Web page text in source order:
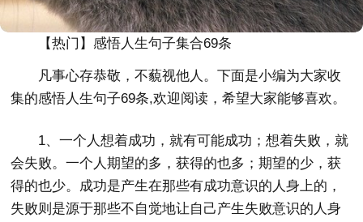
【热门】感悟人生句子集合69条
凡事心存恭敬，不藐视他人。下面是小编为大家收
集的感悟人生句子69条,欢迎阅读，希望大家能够喜欢。
1、一个人想着成功，就有可能成功；想着失败，就
会失败。一个人期望的多，获得的也多；期望的少，获
得的也少。成功是产生在那些有成功意识的人身上的，
失败则是源于那些不自觉地让自己产生失败意识的人身